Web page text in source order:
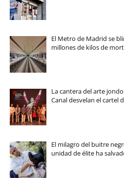
El Metro de Madrid se
millones de kilos de
La cantera del arte
Canal desvelan el cartel
El milagro del buitre
unidad de élite ha